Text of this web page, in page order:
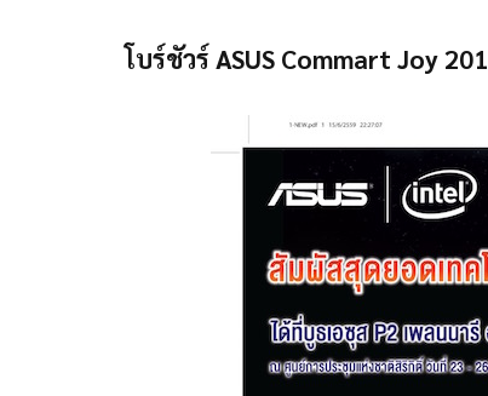
โบร์ชัวร์ ASUS Commart Joy